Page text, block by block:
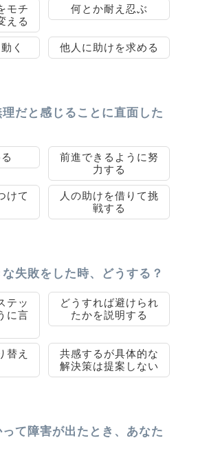
モチ
える
何とか耐え忍ぶ
く 他人に助けを求める
だと感じることに直面した
前進できるように努
力する
けて
人の助けを借りて挑
戦する
失敗をした時、どうする？
テッ
に言
どうすれば避けられ
たかを説明する
替え
共感するが具体的な
解決策は提案しない
って障害が出たとき、あなた